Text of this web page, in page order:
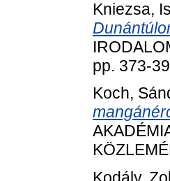
Kniezsa,
pp. 373-
Koch,